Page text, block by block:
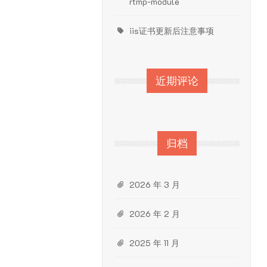
iis证书更新后注意事项
近期评论
归档
2026 年 3 月
2026 年 2 月
2025 年 11 月